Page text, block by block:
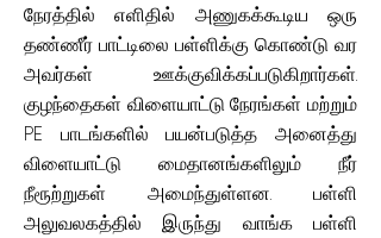
நேரத்தில் எளிதில் அணுகக்கூடிய ஒரு
தண்ணீர் பாட்டிலை பள்ளிக்கு கொண்டு வர
அவர்கள் ஊக்குவிக்கப்படுகிறார்கள்.
குழந்தைகள் விளையாட்டு நேரங்கள் மற்றும்
PE பாடங்களில் பயன்படுத்த அனைத்து
விளையாட்டு மைதானங்களிலும் நீர்
நீரூற்றுகள் அமைந்துள்ளன. பள்ளி
அலுவலகத்தில் இருந்து வாங்க பள்ளி